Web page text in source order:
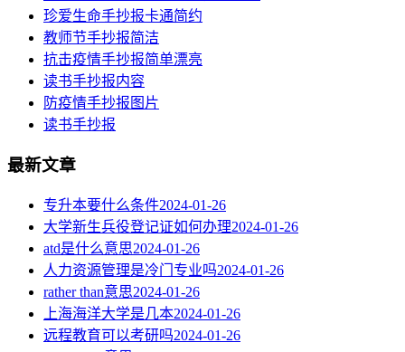
珍爱生命手抄报卡通简约
教师节手抄报简洁
抗击疫情手抄报简单漂亮
读书手抄报内容
​防疫情手抄报图片
读书手抄报
最新文章
专升本要什么条件2024-01-26
大学新生兵役登记证如何办理2024-01-26
atd是什么意思2024-01-26
人力资源管理是冷门专业吗2024-01-26
rather than意思2024-01-26
上海海洋大学是几本2024-01-26
远程教育可以考研吗2024-01-26